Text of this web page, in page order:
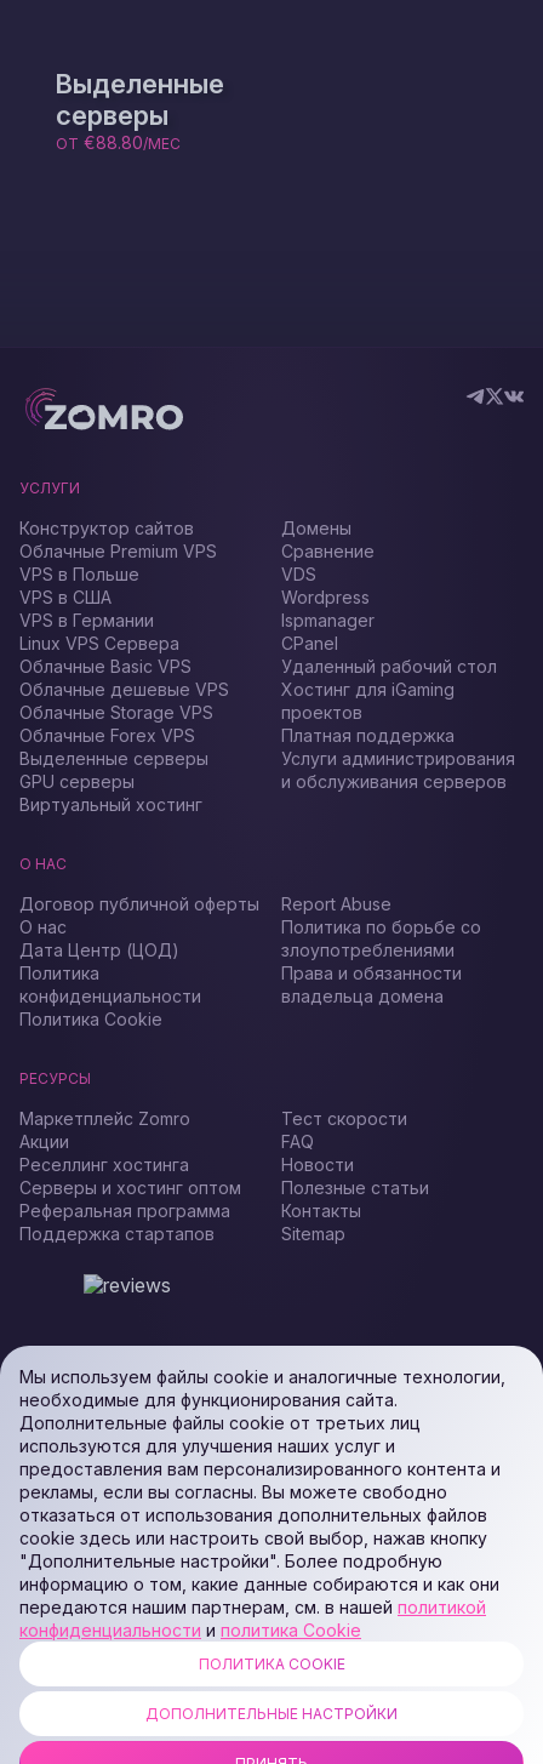
Выделенные
серверы
ОТ €88.80/МЕС
УСЛУГИ
Конструктор сайтов
Облачные Premium VPS
VPS в Польше
VPS в США
VPS в Германии
Linux VPS Сервера
Облачные Basic VPS
Облачные дешевые VPS
Облачные Storage VPS
Облачные Forex VPS
Выделенные серверы
GPU серверы
Виртуальный хостинг
Домены
Сравнение
VDS
Wordpress
Ispmanager
CPanel
Удаленный рабочий стол
Хостинг для iGaming
проектов
Платная поддержка
Услуги администрирования
и обслуживания серверов
О НАС
Договор публичной оферты
О нас
Дата Центр (ЦОД)
Политика
конфиденциальности
Политика Cookie
Report Abuse
Политика по борьбе со
злоупотреблениями
Права и обязанности
владельца домена
РЕСУРСЫ
Маркетплейс Zomro
Акции
Реселлинг хостинга
Серверы и хостинг оптом
Реферальная программа
Поддержка стартапов
Тест скорости
FAQ
Новости
Полезные статьи
Контакты
Sitemap
ALL RIGHTS RESERVED. Podaon SIA (Id: 40103450338) & WEEM TECH
1237700398374)
Мы используем файлы cookie и аналогичные технологии,
необходимые для функционирования сайта.
Дополнительные файлы cookie от третьих лиц
используются для улучшения наших услуг и
предоставления вам персонализированного контента и
рекламы, если вы согласны. Вы можете свободно
отказаться от использования дополнительных файлов
cookie здесь или настроить свой выбор, нажав кнопку
"Дополнительные настройки". Более подробную
информацию о том, какие данные собираются и как они
передаются нашим партнерам, см. в нашей политикой
конфиденциальности и политика Cookie
ПОЛИТИКА COOKIE
ДОПОЛНИТЕЛЬНЫЕ НАСТРОЙКИ